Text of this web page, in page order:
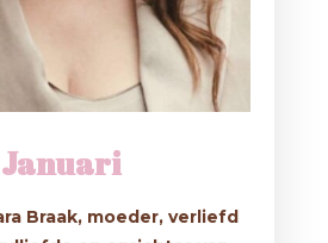
Januari
Braak, moeder, verliefd